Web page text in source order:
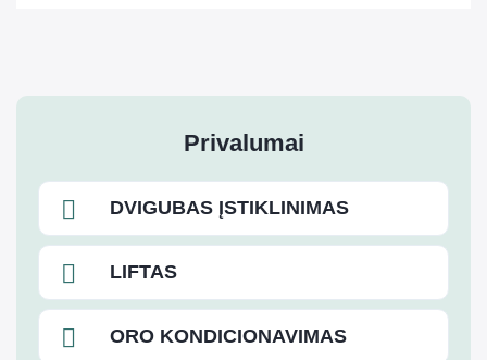
Privalumai
DVIGUBAS ĮSTIKLINIMAS
LIFTAS
ORO KONDICIONAVIMAS